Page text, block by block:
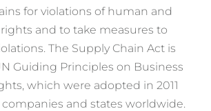
for violations of human and
and to take measures to
The Supply Chain Act is
Guiding Principles on Business
which were adopted in 2011
and states worldwide.